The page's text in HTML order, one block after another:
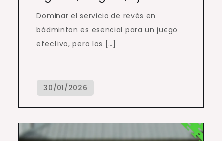
Dominar el servicio de revés en
bádminton es esencial para un juego
efectivo, pero los […]